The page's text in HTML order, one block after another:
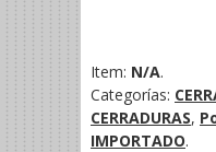
Item: N/A.
Categorías:
CERRADURAS,
IMPORTADO.